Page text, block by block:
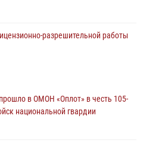
разрешительной работы
проведение акции «Каникулы
в ОМОН «Оплот» в честь 105-
национальной гвардии